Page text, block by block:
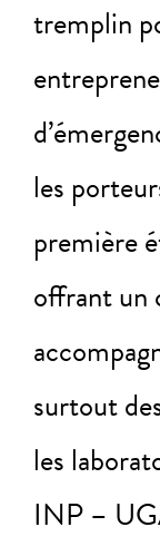
tremplin
les
première
offrant un
surtout
les
INP –